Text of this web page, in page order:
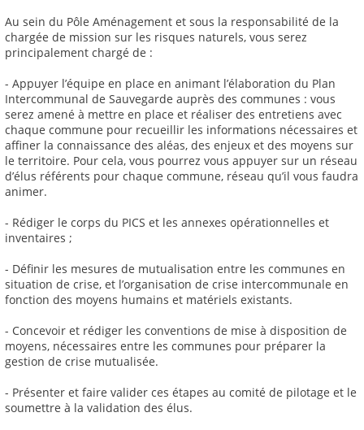
Au sein du Pôle Aménagement et sous la responsabilité de la
chargée de mission sur les risques naturels, vous serez
principalement chargé de :
- Appuyer l’équipe en place en animant l’élaboration du Plan
Intercommunal de Sauvegarde auprès des communes : vous
serez amené à mettre en place et réaliser des entretiens avec
chaque commune pour recueillir les informations nécessaires et
affiner la connaissance des aléas, des enjeux et des moyens sur
le territoire. Pour cela, vous pourrez vous appuyer sur un réseau
d’élus référents pour chaque commune, réseau qu’il vous faudra
animer.
- Rédiger le corps du PICS et les annexes opérationnelles et
inventaires ;
- Définir les mesures de mutualisation entre les communes en
situation de crise, et l’organisation de crise intercommunale en
fonction des moyens humains et matériels existants.
- Concevoir et rédiger les conventions de mise à disposition de
moyens, nécessaires entre les communes pour préparer la
gestion de crise mutualisée.
- Présenter et faire valider ces étapes au comité de pilotage et le
soumettre à la validation des élus.